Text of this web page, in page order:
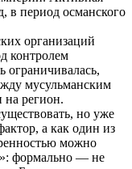
в период османского
организаций
контролем
ограничивалась,
мусульманским
на регион.
но уже
а как один из
можно
формально — не